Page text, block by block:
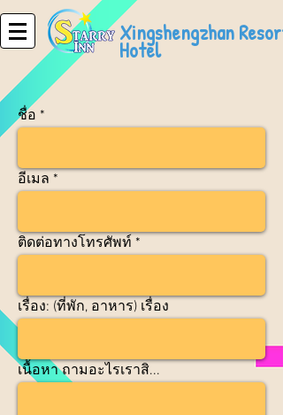
Xingshengzhan Resort
Hotel
ชื่อ
อีเมล
ติดต่อทางโทรศัพท์
เรื่อง: (ที่พัก, อาหาร) เรื่อง
เนื้อหา ถามอะไรเราสิ...